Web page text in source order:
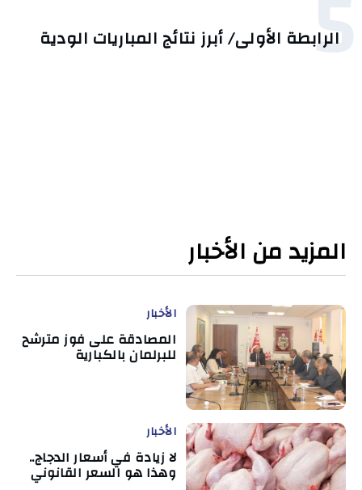
الرابطة الأولى/ أبرز نتائج المباريات الودية
المزيد من الأخبار
الأخبار
المصادقة على فوز مترشح
للبرلمان بالكبارية
الأخبار
لا زيادة في أسعار الدجاج..
وهذا هو السعر القانوني